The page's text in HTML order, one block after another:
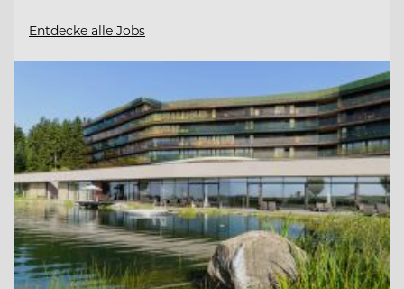
Entdecke alle Jobs